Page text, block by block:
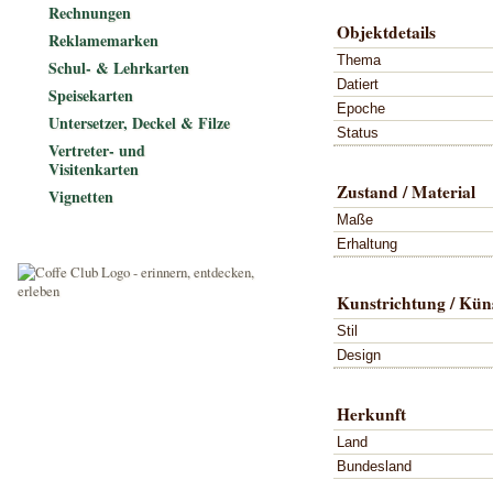
Objektdetails
Thema
Datiert
Epoche
Status
Zustand / Material
Maße
Erhaltung
Kunstrichtung /
Stil
Design
Herkunft
Land
Bundesland
Rechnungen
Reklamemarken
Schul- & Lehrkarten
Speisekarten
Untersetzer, Deckel & Filze
Vertreter- und
Visitenkarten
Vignetten